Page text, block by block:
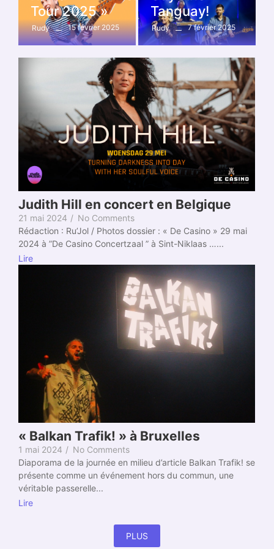
Tour 2025 »
Rudy 15 février 2025
Tanguay!
Rudy 7 février 2025
Judith Hill en concert en Belgique
21 mai 2024 / No Comments
Rédaction : Ru’Jol / Photos dossier : « De Casino » 29 mai
2024 à ”De Casino Concertzaal ” à Sint-Niklaas …...
Lire
« Balkan Trafik! » à Bruxelles
1 mai 2024 / No Comments
Diaporama de la journée en milieu d’article Balkan Trafik! se
présente comme un événement hors du commun, une
véritable passerelle...
Lire
PLUS